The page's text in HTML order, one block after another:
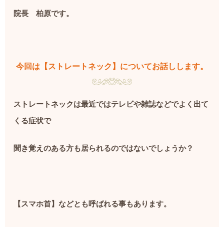
院長 柏原です。
今回は【ストレートネック】についてお話しします。
ストレートネックは最近ではテレビや雑誌などでよく出て
くる症状で
聞き覚えのある方も居られるのではないでしょうか？
【スマホ首】などとも呼ばれる事もあります。